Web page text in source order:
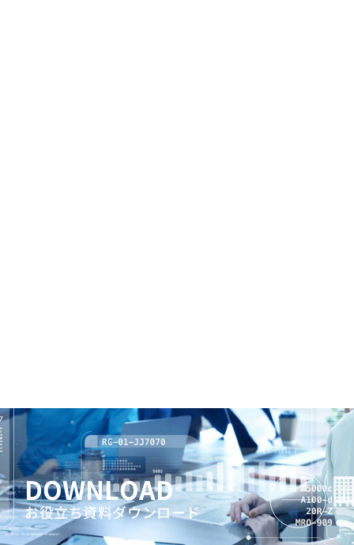
DOWNLOAD
お役立ち資料ダウンロード